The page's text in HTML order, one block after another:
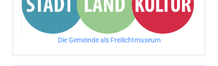
Die Gemeinde als Freilichtmuseum